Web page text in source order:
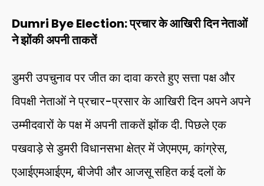
Dumri Bye Election: प्रचार के आखिरी दिन नेताओं
ने झोंकी अपनी ताकतें
डुमरी उपचुनाव पर जीत का दावा करते हुए सत्ता पक्ष और
विपक्षी नेताओं ने प्रचार-प्रसार के आखिरी दिन अपने अपने
उम्मीदवारों के पक्ष में अपनी ताकतें झोंक दी. पिछले एक
पखवाड़े से डुमरी विधानसभा क्षेत्र में जेएमएम, कांग्रेस,
एआईएमआईएम, बीजेपी और आजसू सहित कई दलों के